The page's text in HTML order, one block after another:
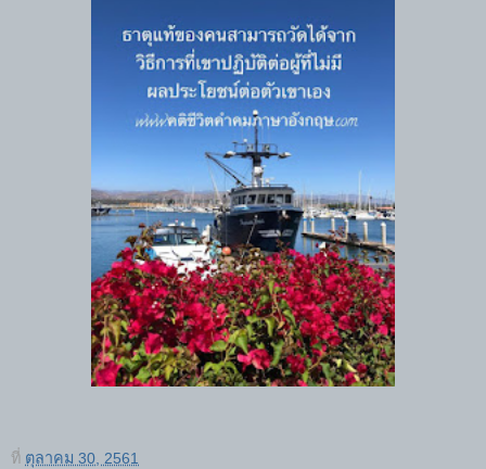
ที่ ตุลาคม 30, 2561